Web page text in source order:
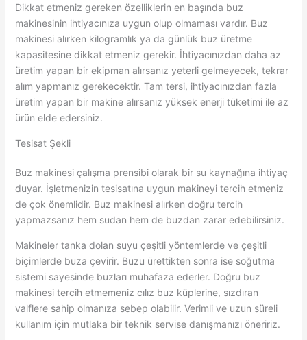
Dikkat etmeniz gereken özelliklerin en başında buz
makinesinin ihtiyacınıza uygun olup olmaması vardır. Buz
makinesi alırken kilogramlık ya da günlük buz üretme
kapasitesine dikkat etmeniz gerekir. İhtiyacınızdan daha az
üretim yapan bir ekipman alırsanız yeterli gelmeyecek, tekrar
alım yapmanız gerekecektir. Tam tersi, ihtiyacınızdan fazla
üretim yapan bir makine alırsanız yüksek enerji tüketimi ile az
ürün elde edersiniz.
Tesisat Şekli
Buz makinesi çalışma prensibi olarak bir su kaynağına ihtiyaç
duyar. İşletmenizin tesisatına uygun makineyi tercih etmeniz
de çok önemlidir. Buz makinesi alırken doğru tercih
yapmazsanız hem sudan hem de buzdan zarar edebilirsiniz.
Makineler tanka dolan suyu çeşitli yöntemlerde ve çeşitli
biçimlerde buza çevirir. Buzu ürettikten sonra ise soğutma
sistemi sayesinde buzları muhafaza ederler. Doğru buz
makinesi tercih etmemeniz cılız buz küplerine, sızdıran
valflere sahip olmanıza sebep olabilir. Verimli ve uzun süreli
kullanım için mutlaka bir teknik servise danışmanızı öneririz.